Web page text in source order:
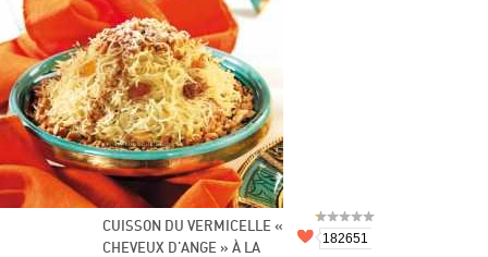
CUISSON DU VERMICELLE «
CHEVEUX D'ANGE » À LA
182651